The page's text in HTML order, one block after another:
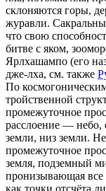
склоняются горы,
журавли.
что свою
битве с яком,
Ярлхашампо (его
дже-лха, см. также
По
тройственной
промежуточное
расслоение — небо,
земли, низ земли.
промежуточное
земля, подземный
пронизывающая
как точки отсчёта